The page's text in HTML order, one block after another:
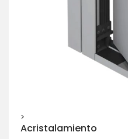
>
Acristalamiento